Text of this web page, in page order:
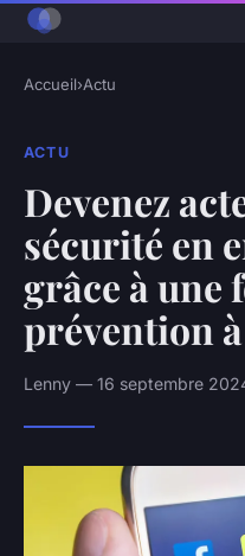
Accueil›Actu
ACTU
Devenez
sécurité en
grâce à une
prévention
Lenny — 16 septembre